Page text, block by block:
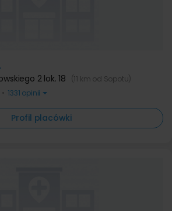
2 lok. 18 (11 km od Sopotu)
• 1331 opinii
Profil placówki